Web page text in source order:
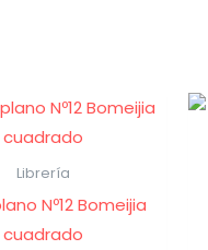
Librería
Nº12 Bomeijia
cuadrado